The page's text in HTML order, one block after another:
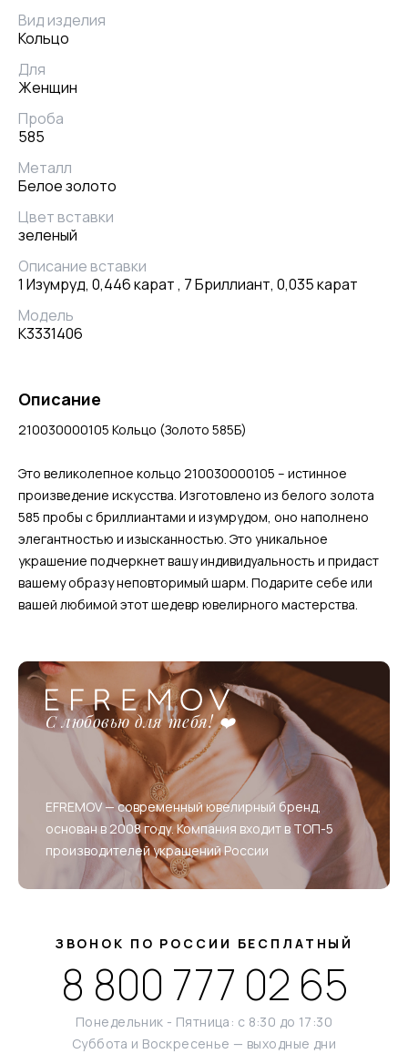
Вид изделия
Кольцо
Для
Женщин
Проба
585
Металл
Белое золото
Цвет вставки
зеленый
Описание вставки
1 Изумруд, 0,446 карат , 7 Бриллиант, 0,035 карат
Модель
К3331406
Описание
210030000105 Кольцо (Золото 585Б)
Это великолепное кольцо 210030000105 – истинное
произведение искусства. Изготовлено из белого золота
585 пробы с бриллиантами и изумрудом, оно наполнено
элегантностью и изысканностью. Это уникальное
украшение подчеркнет вашу индивидуальность и придаст
вашему образу неповторимый шарм. Подарите себе или
вашей любимой этот шедевр ювелирного мастерства.
С любовью для тебя! ❤️
EFREMOV — современный ювелирный бренд,
основан в 2008 году. Компания входит в ТОП-5
производителей украшений России
ЗВОНОК ПО РОССИИ БЕСПЛАТНЫЙ
8 800 777 02 65
Понедельник - Пятница: с 8:30 до 17:30
Суббота и Воскресенье — выходные дни